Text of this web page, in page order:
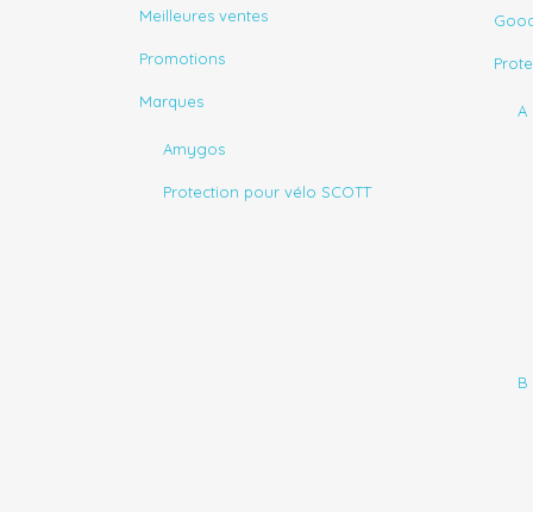
Meilleures ventes
Promotions
Marques
Amygos
Protection pour vélo SCOTT
A
B